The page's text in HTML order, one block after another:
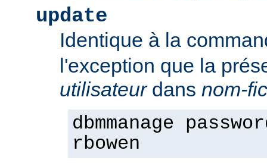
update
Identique à la
l'exception que la
utilisateurdans nom-
dbmmanage
rbowen